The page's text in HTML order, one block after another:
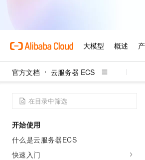
官方文档 云服务器 ECS
开始使用
什么是云服务器ECS
快速入门